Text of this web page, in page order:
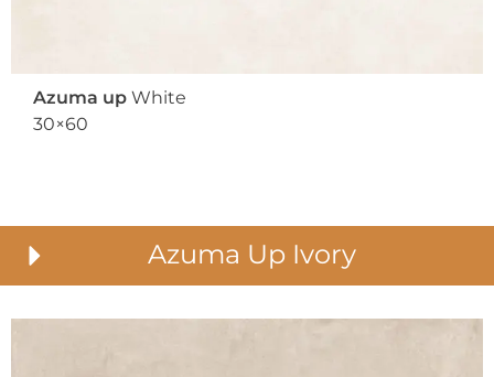
Azuma up White
30×60
Azuma Up Ivory